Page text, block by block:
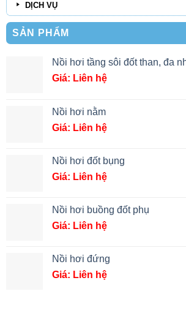
DỊCH VỤ
SẢN PHẨM
Nồi hơi tầng sôi đốt than, đa
Giá: Liên hệ
Nồi hơi nằm
Giá: Liên hệ
Nồi hơi đốt bụng
Giá: Liên hệ
Nồi hơi buồng đốt phụ
Giá: Liên hệ
Nồi hơi đứng
Giá: Liên hệ